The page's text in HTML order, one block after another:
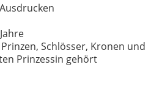
Schlösser, Kronen und
Prinzessin gehört